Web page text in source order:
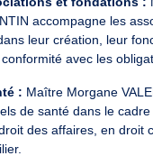
accompagne les
leur création, leur
avec les
: Maître Morgane
de santé dans le cadre
des affaires, en droit